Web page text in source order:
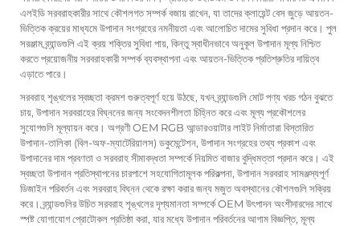
এলইডি সরবরাহকারীর সাথে কৌশলগত সম্পর্ক বজায় রাখেন, যা তাদের ক্লায়েন্ট বেস জুড়ে আয়তন-
ভিত্তিক ক্রয়ের মাধ্যমে উপাদান সংগ্রহের নমনীয়তা এবং আলোচিত দামের সুবিধা প্রদান করে। পুল
সরঞ্জাম ব্র্যান্ডগুলি এই ক্রয় শক্তির সুবিধা পায়, কিন্তু স্বাধীনভাবে অনুকূল উপাদান মূল্য নিশ্চিত
করতে প্রয়োজনীয় সরবরাহকারী সম্পর্ক ব্যবস্থাপনা এবং আয়তন-ভিত্তিক প্রতিশ্রুতির দায়িত্ব
এড়াতে পারে।
সরবরাহ শৃঙ্খলের স্বচ্ছতা ক্রমশ গুরুত্বপূর্ণ হয়ে উঠছে, যখন ব্র্যান্ডগুলি মোট পণ্য খরচ গঠন বুঝতে
চায়, উপাদান সরবরাহের বিঘ্ননের জন্য সংবেদনশীলতা চিহ্নিত করে এবং মূল্য প্রকৌশলের
সুযোগগুলি মূল্যায়ন করে। অগ্রণী OEM RGB আন্ডারওয়াটার লাইট নির্মাতারা বিস্তারিত
উপাদান-তালিকা (বিল-অফ-ম্যাটেরিয়ালস) ডকুমেন্টেশন, উপাদান সংগ্রহের তথ্য প্রকাশ এবং
উপাদানের দাম প্রবণতা ও সরবরাহ সীমাবদ্ধতা সম্পর্কে নিয়মিত বাজার বুদ্ধিমত্তা প্রদান করে। এই
স্বচ্ছতা উপাদান প্রতিস্থাপনের চারপাশে সহযোগিতামূলক পরিকল্পনা, উপাদান সরবরাহ সামঞ্জস্যপূর্ণ
ডিজাইন পরিবর্তন এবং সরবরাহ বিঘ্নন থেকে রক্ষা করার জন্য মজুত অবস্থানের কৌশলগুলি সক্রিয়
করে। ব্র্যান্ডগুলির উচিত সরবরাহ শৃঙ্খলের দৃশ্যমানতা সম্পর্কে OEM উৎপাদন অংশীদারদের সাথে
স্পষ্ট যোগাযোগ প্রোটোকল প্রতিষ্ঠা করা, যার মধ্যে উপাদান পরিবর্তনের আগাম বিজ্ঞপ্তি, মূল্য